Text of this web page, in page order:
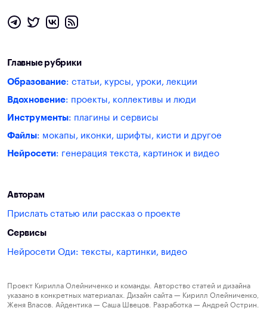
Главные рубрики
Образование: статьи, курсы, уроки, лекции
Вдохновение: проекты, коллективы и люди
Инструменты: плагины и сервисы
Файлы: мокапы, иконки, шрифты, кисти и другое
Нейросети: генерация текста, картинок и видео
Авторам
Прислать статью или рассказ о проекте
Сервисы
Нейросети Оди: тексты, картинки, видео
Проект Кирилла Олейниченко и команды. Авторство статей и дизайна
указано в конкретных материалах. Дизайн сайта — Кирилл Олейниченко,
Женя Власов. Айдентика — Саша Швецов. Разработка — Андрей Острин.